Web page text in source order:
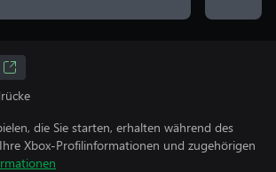
die Sie starten, erhalten während des
Xbox-Profilinformationen und zugehörigen